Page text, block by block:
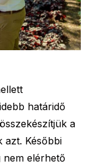
határidő
a
azt. Későbbi
nem elérhető